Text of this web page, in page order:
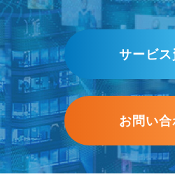
サービス
お問い合